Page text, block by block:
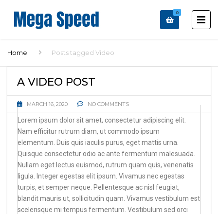
0
Home Posts tagged Video
A VIDEO POST
MARCH 16, 2020 NO COMMENTS
Lorem ipsum dolor sit amet, consectetur adipiscing elit.
Nam efficitur rutrum diam, ut commodo ipsum
elementum. Duis quis iaculis purus, eget mattis urna.
Quisque consectetur odio ac ante fermentum malesuada.
Nullam eget lectus euismod, rutrum quam quis, venenatis
ligula. Integer egestas elit ipsum. Vivamus nec egestas
turpis, et semper neque. Pellentesque ac nisl feugiat,
blandit mauris ut, sollicitudin quam. Vivamus vestibulum est
scelerisque mi tempus fermentum. Vestibulum sed orci